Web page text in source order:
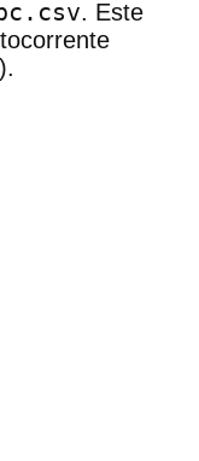
. Este
).